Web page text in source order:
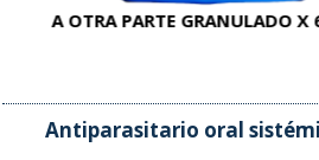
A OTRA PARTE GRANULADO X
Antiparasitario oral